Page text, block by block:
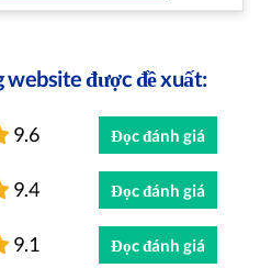
website được đề xuất:
9.6 Đọc đánh giá
9.4 Đọc đánh giá
9.1 Đọc đánh giá